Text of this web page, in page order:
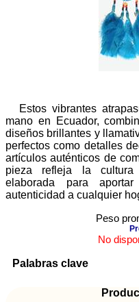
Estos vibrantes
mano en Ecuador,
diseños brillantes y
perfectos como detalles
artículos auténticos de
pieza refleja la cultura
elaborada para
autenticidad a cualquier
Peso
No
Palabras clave